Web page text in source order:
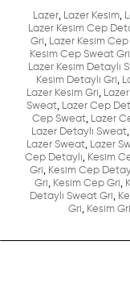
Lazer, Lazer Kesim,
Lazer Kesim Cep
Gri, Lazer Kesim
Kesim Cep Sweat Gri
Lazer Kesim Detaylı
Kesim Detaylı Gri,
Lazer Kesim Gri,
Sweat, Lazer Cep
Cep Sweat, Lazer
Lazer Detaylı Sweat,
Lazer Sweat, Lazer
Cep Detaylı, Kesim
Gri, Kesim Cep
Gri, Kesim Cep Gri,
Detaylı Sweat Gri,
Gri, Kesim Gri